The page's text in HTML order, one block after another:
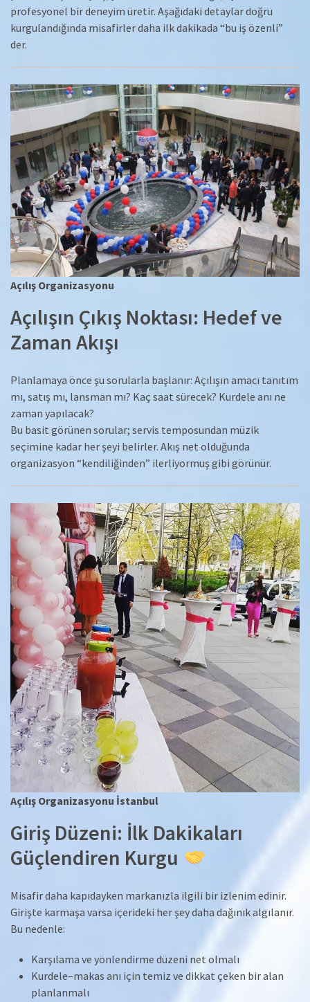
profesyonel bir deneyim üretir. Aşağıdaki detaylar doğru
kurgulandığında misafirler daha ilk dakikada “bu iş özenli”
der.
Açılış Organizasyonu
Açılışın Çıkış Noktası: Hedef ve
Zaman Akışı
Planlamaya önce şu sorularla başlanır: Açılışın amacı tanıtım
mı, satış mı, lansman mı? Kaç saat sürecek? Kurdele anı ne
zaman yapılacak?
Bu basit görünen sorular; servis temposundan müzik
seçimine kadar her şeyi belirler. Akış net olduğunda
organizasyon “kendiliğinden” ilerliyormuş gibi görünür.
Açılış Organizasyonu İstanbul
Giriş Düzeni: İlk Dakikaları
Güçlendiren Kurgu
Misafir daha kapıdayken markanızla ilgili bir izlenim edinir.
Girişte karmaşa varsa içerideki her şey daha dağınık algılanır.
Bu nedenle:
Karşılama ve yönlendirme düzeni net olmalı
Kurdele–makas anı için temiz ve dikkat çeken bir alan
planlanmalı